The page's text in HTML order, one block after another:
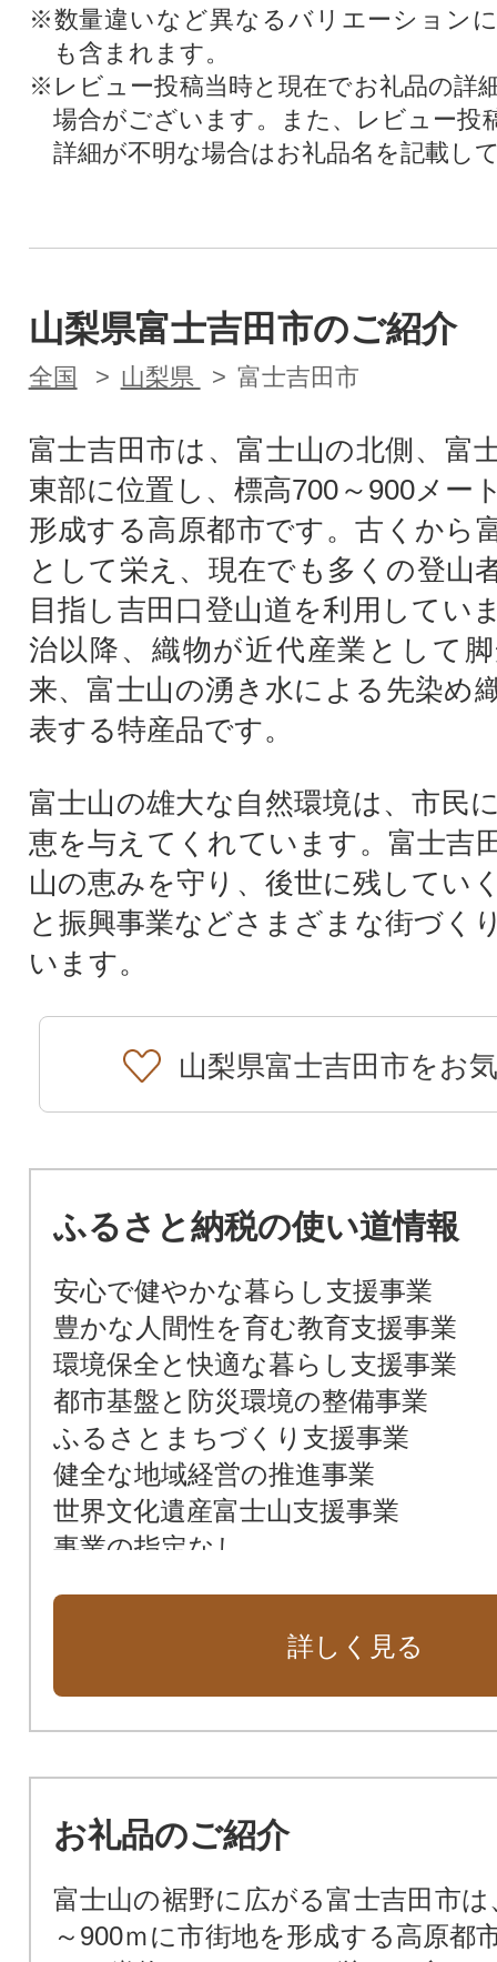
※数量違いなど異なるバリエーション
も含まれます。
※レビュー投稿当時と現在でお礼品の詳
場合がございます。また、レビュー投
詳細が不明な場合はお礼品名を記載し
山梨県富士吉田市のご紹介
全国 山梨県 富士吉田市
富士吉田市は、富士山の北側、富
東部に位置し、標高700～900メー
形成する高原都市です。古くから
として栄え、現在でも多くの登山
目指し吉田口登山道を利用してい
治以降、織物が近代産業として
来、富士山の湧き水による先染め
表する特産品です。
富士山の雄大な自然環境は、市民
恵を与えてくれています。富士吉
山の恵みを守り、後世に残してい
と振興事業などさまざまな街づく
います。
山梨県富士吉田市をお
ふるさと納税の使い道情報
安心で健やかな暮らし支援事業
豊かな人間性を育む教育支援事業
環境保全と快適な暮らし支援事業
都市基盤と防災環境の整備事業
ふるさとまちづくり支援事業
健全な地域経営の推進事業
世界文化遺産富士山支援事業
事業の指定なし
詳しく見る
お礼品のご紹介
富士山の裾野に広がる富士吉田市は
～900ｍに市街地を形成する高原都